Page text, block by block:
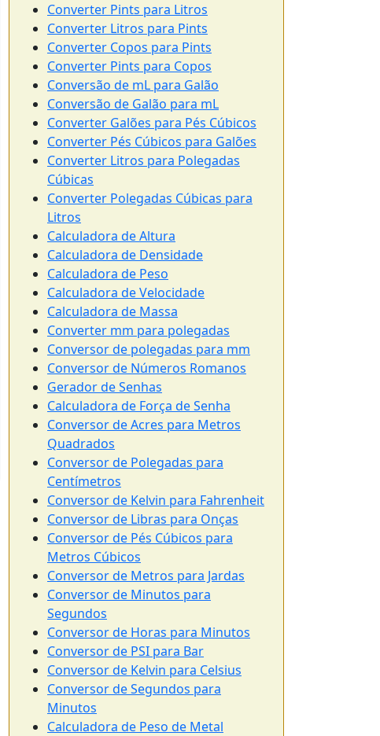
Converter Pints para Litros
Converter Litros para Pints
Converter Copos para Pints
Converter Pints para Copos
Conversão de mL para Galão
Conversão de Galão para mL
Converter Galões para Pés Cúbicos
Converter Pés Cúbicos para Galões
Converter Litros para Polegadas
Cúbicas
Converter Polegadas Cúbicas para
Litros
Calculadora de Altura
Calculadora de Densidade
Calculadora de Peso
Calculadora de Velocidade
Calculadora de Massa
Converter mm para polegadas
Conversor de polegadas para mm
Conversor de Números Romanos
Gerador de Senhas
Calculadora de Força de Senha
Conversor de Acres para Metros
Quadrados
Conversor de Polegadas para
Centímetros
Conversor de Kelvin para Fahrenheit
Conversor de Libras para Onças
Conversor de Pés Cúbicos para
Metros Cúbicos
Conversor de Metros para Jardas
Conversor de Minutos para
Segundos
Conversor de Horas para Minutos
Conversor de PSI para Bar
Conversor de Kelvin para Celsius
Conversor de Segundos para
Minutos
Calculadora de Peso de Metal